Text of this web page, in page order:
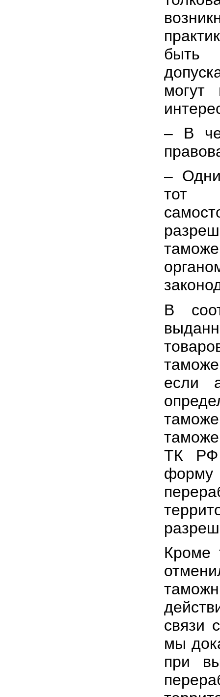
быть
– В
–
тот
В
если
ТК РФ
Кроме
связи
мы
при